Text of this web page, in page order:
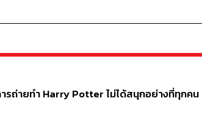
รถ่ายทำ Harry Potter ไม่ได้สนุกอย่างที่ทุกคน